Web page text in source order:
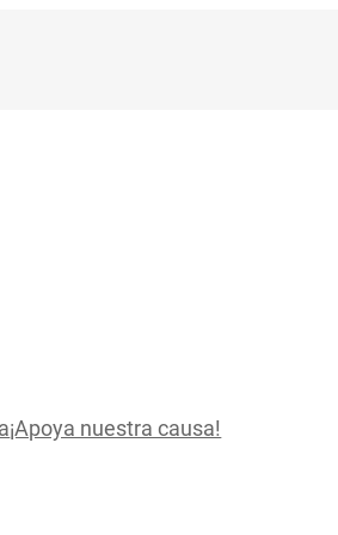
¡Apoya nuestra causa!